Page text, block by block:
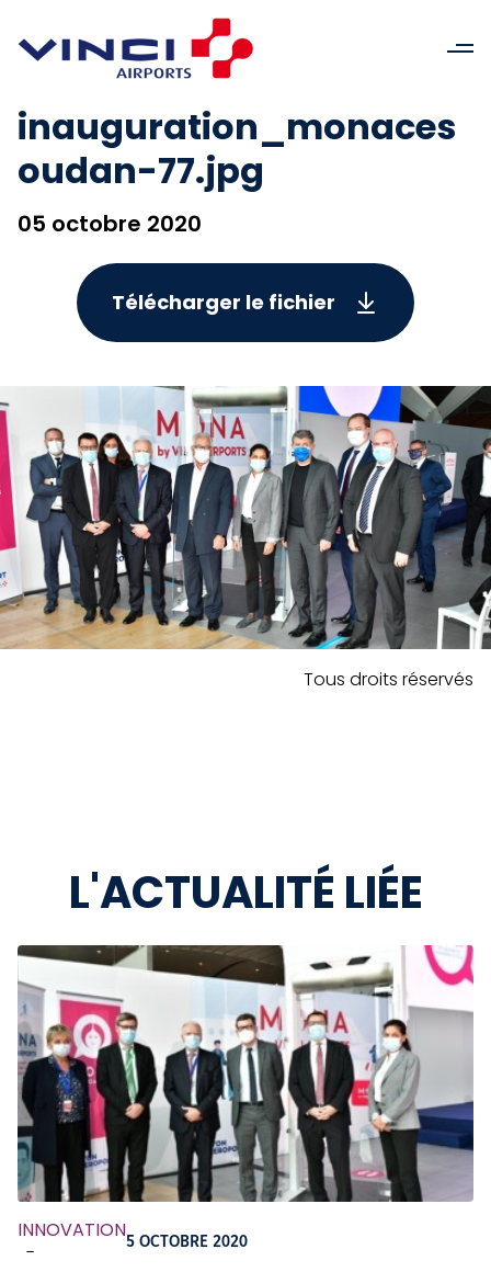
inauguration_monaces
oudan-77.jpg
05 octobre 2020
Télécharger le fichier
Tous droits réservés
L'ACTUALITÉ LIÉE
INNOVATION
-
5 OCTOBRE 2020